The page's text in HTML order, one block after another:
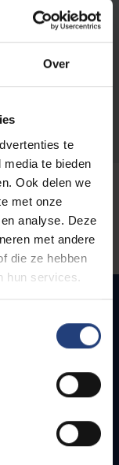
Over
te
te bieden
Ook delen we
met onze
analyse. Deze
met andere
die ze hebben
hun services.
de fout zag.